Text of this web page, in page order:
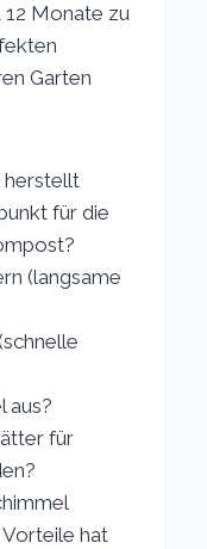
12 Monate zu
Garten
herstellt
für die
(langsame
aus?
für
hat